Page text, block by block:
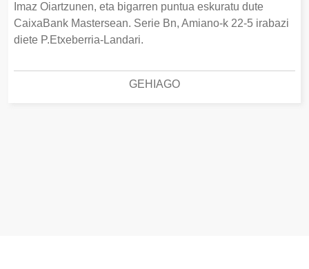
Imaz Oiartzunen, eta bigarren puntua eskuratu dute
CaixaBank Mastersean. Serie Bn, Amiano-k 22-5 irabazi
diete P.Etxeberria-Landari.
GEHIAGO